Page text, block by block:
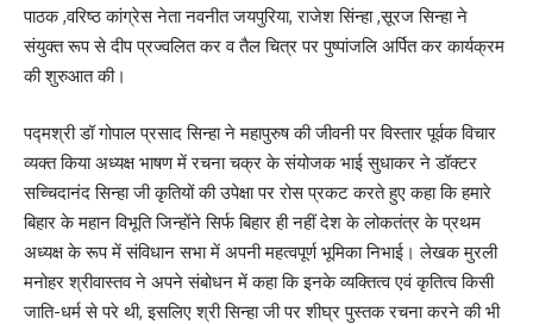
पाठक ,वरिष्ठ कांग्रेस नेता नवनीत जयपुरिया, राजेश सिंन्हा ,सूरज सिन्हा ने
संयुक्त रूप से दीप प्रज्वलित कर व तैल चित्र पर पुष्पांजलि अर्पित कर कार्यक्रम
की शुरुआत की।
पद्मश्री डॉ गोपाल प्रसाद सिन्हा ने महापुरुष की जीवनी पर विस्तार पूर्वक विचार
व्यक्त किया अध्यक्ष भाषण में रचना चक्र के संयोजक भाई सुधाकर ने डॉक्टर
सच्चिदानंद सिन्हा जी कृतियों की उपेक्षा पर रोस प्रकट करते हुए कहा कि हमारे
बिहार के महान विभूति जिन्होंने सिर्फ बिहार ही नहीं देश के लोकतंत्र के प्रथम
अध्यक्ष के रूप में संविधान सभा में अपनी महत्वपूर्ण भूमिका निभाई। लेखक मुरली
मनोहर श्रीवास्तव ने अपने संबोधन में कहा कि इनके व्यक्तित्व एवं कृतित्व किसी
जाति-धर्म से परे थी, इसलिए श्री सिन्हा जी पर शीघ्र पुस्तक रचना करने की भी